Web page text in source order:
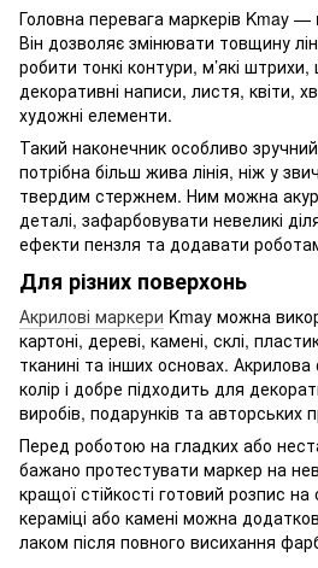
Головна перевага маркерів Kmay —
Він дозволяє змінювати товщину
робити тонкі контури, м’які штрихи,
декоративні написи, листя, квіти,
художні елементи.
Такий наконечник особливо
потрібна більш жива лінія, ніж у
твердим стержнем. Ним можна
деталі, зафарбовувати невеликі
ефекти пензля та додавати
Для різних поверхонь
Акрилові маркери Kmay можна
картоні, дереві, камені, склі,
тканині та інших основах.
колір і добре підходить для
виробів, подарунків та авторських
Перед роботою на гладких або
бажано протестувати маркер на
кращої стійкості готовий розпис на
кераміці або камені можна
лаком після повного висихання